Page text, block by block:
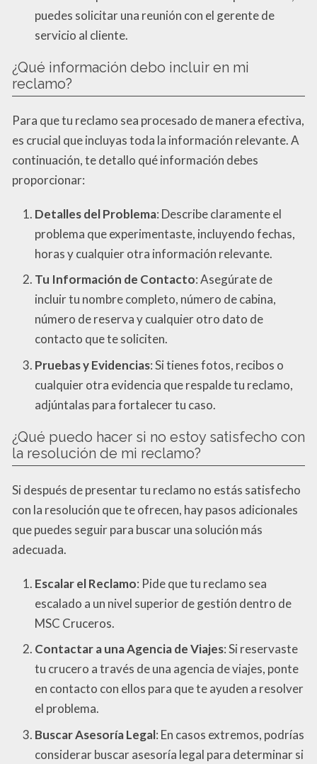
puedes solicitar una reunión con el gerente de
servicio al cliente.
¿Qué información debo incluir en mi
reclamo?
Para que tu reclamo sea procesado de manera efectiva,
es crucial que incluyas toda la información relevante. A
continuación, te detallo qué información debes
proporcionar:
Detalles del Problema: Describe claramente el
problema que experimentaste, incluyendo fechas,
horas y cualquier otra información relevante.
Tu Información de Contacto: Asegúrate de
incluir tu nombre completo, número de cabina,
número de reserva y cualquier otro dato de
contacto que te soliciten.
Pruebas y Evidencias: Si tienes fotos, recibos o
cualquier otra evidencia que respalde tu reclamo,
adjúntalas para fortalecer tu caso.
¿Qué puedo hacer si no estoy satisfecho con
la resolución de mi reclamo?
Si después de presentar tu reclamo no estás satisfecho
con la resolución que te ofrecen, hay pasos adicionales
que puedes seguir para buscar una solución más
adecuada.
Escalar el Reclamo: Pide que tu reclamo sea
escalado a un nivel superior de gestión dentro de
MSC Cruceros.
Contactar a una Agencia de Viajes: Si reservaste
tu crucero a través de una agencia de viajes, ponte
en contacto con ellos para que te ayuden a resolver
el problema.
Buscar Asesoría Legal: En casos extremos, podrías
considerar buscar asesoría legal para determinar si